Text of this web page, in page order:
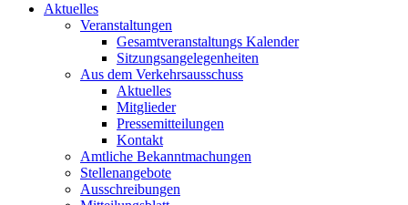
Aktuelles
Veranstaltungen
Gesamtveranstaltungs Kalender
Sitzungsangelegenheiten
Aus dem Verkehrsausschuss
Aktuelles
Mitglieder
Pressemitteilungen
Kontakt
Amtliche Bekanntmachungen
Stellenangebote
Ausschreibungen